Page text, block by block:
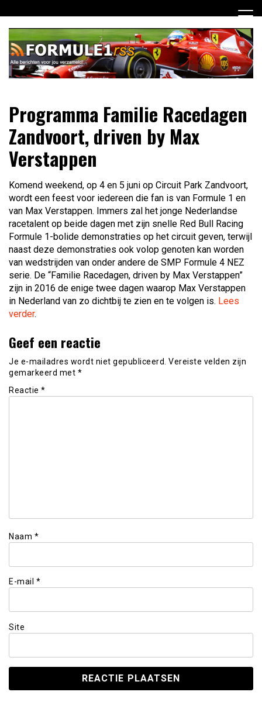
naar
inhoud
Formule 1 RSS
verzameld!
Programma Familie Racedagen
Zandvoort, driven by Max
Verstappen
Komend weekend, op 4 en 5 juni op Circuit Park Zandvoort,
wordt een feest voor iedereen die fan is van Formule 1 en
van Max Verstappen. Immers zal het jonge Nederlandse
racetalent op beide dagen met zijn snelle Red Bull Racing
Formule 1-bolide demonstraties op het circuit geven, terwijl
naast deze demonstraties ook volop genoten kan worden
van wedstrijden van onder andere de SMP Formule 4 NEZ
serie. De “Familie Racedagen, driven by Max Verstappen”
zijn in 2016 de enige twee dagen waarop Max Verstappen
in Nederland van zo dichtbij te zien en te volgen is. Lees
verder.
Geef een reactie
Je e-mailadres wordt niet gepubliceerd. Vereiste velden zijn
gemarkeerd met *
Reactie *
Naam *
E-mail *
Site